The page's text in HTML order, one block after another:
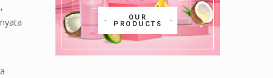
OUR
PRODUCTS